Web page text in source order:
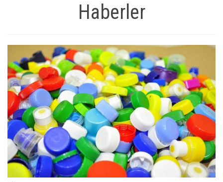
Haberler